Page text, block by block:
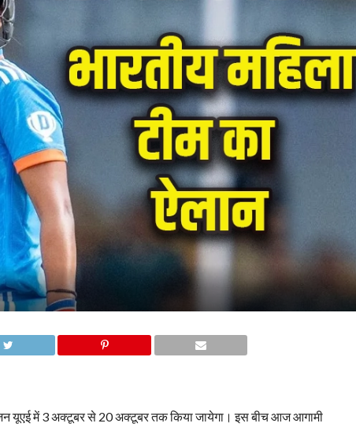
यूएई में 3 अक्टूबर से 20 अक्टूबर तक किया जायेगा। इस बीच आज आगामी